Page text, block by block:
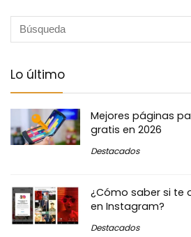
Lo último
Mejores páginas
gratis en 2026
Destacados
¿Cómo saber si te
en Instagram?
Destacados